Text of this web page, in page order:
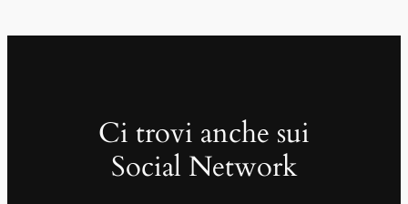
Ci trovi anche sui
Social Network